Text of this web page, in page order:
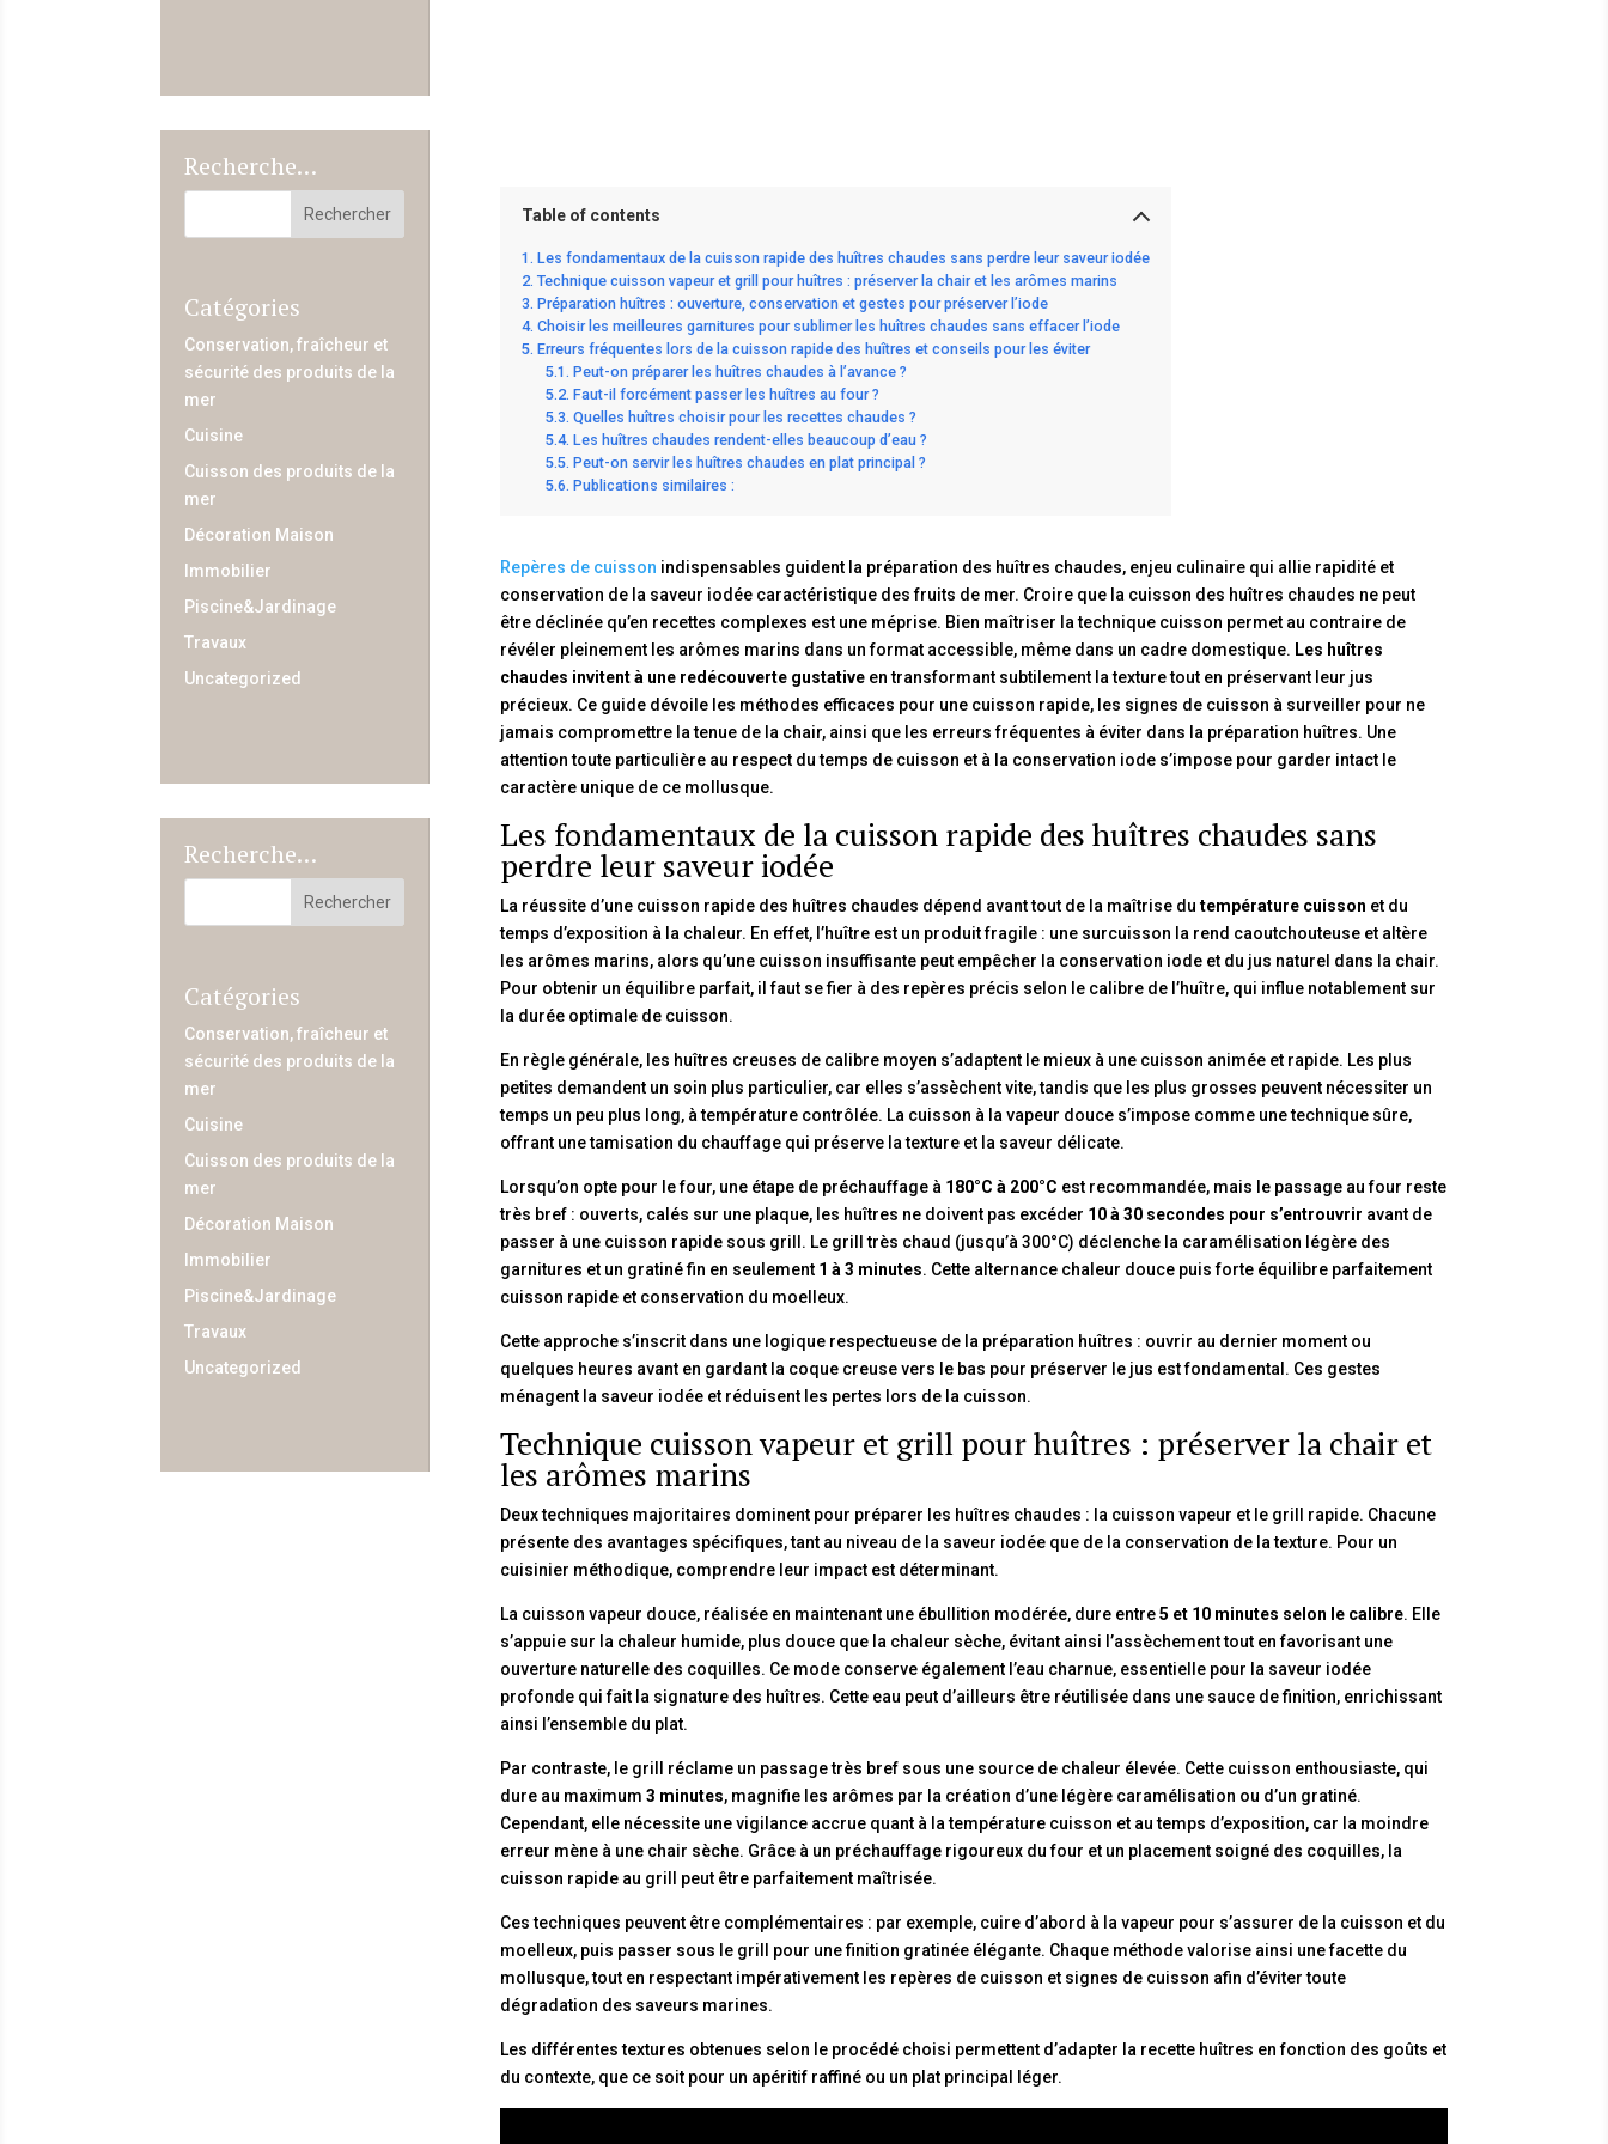
Recherche…
Catégories
Conservation, fraîcheur et
sécurité des produits de la
mer
Cuisine
Cuisson des produits de la
mer
Décoration Maison
Immobilier
Piscine&Jardinage
Travaux
Uncategorized
Recherche…
Catégories
Conservation, fraîcheur et
sécurité des produits de la
mer
Cuisine
Cuisson des produits de la
mer
Décoration Maison
Immobilier
Piscine&Jardinage
Travaux
Uncategorized
Table of contents
Les fondamentaux de la cuisson rapide des huîtres chaudes sans perdre leur saveur iodée
Technique cuisson vapeur et grill pour huîtres : préserver la chair et les arômes marins
Préparation huîtres : ouverture, conservation et gestes pour préserver l’iode
Choisir les meilleures garnitures pour sublimer les huîtres chaudes sans effacer l’iode
Erreurs fréquentes lors de la cuisson rapide des huîtres et conseils pour les éviter
Peut-on préparer les huîtres chaudes à l’avance ?
Faut-il forcément passer les huîtres au four ?
Quelles huîtres choisir pour les recettes chaudes ?
Les huîtres chaudes rendent-elles beaucoup d’eau ?
Peut-on servir les huîtres chaudes en plat principal ?
Publications similaires :
Repères de cuisson indispensables guident la préparation des huîtres chaudes, enjeu culinaire qui allie rapidité et
conservation de la saveur iodée caractéristique des fruits de mer. Croire que la cuisson des huîtres chaudes ne peut
être déclinée qu’en recettes complexes est une méprise. Bien maîtriser la technique cuisson permet au contraire de
révéler pleinement les arômes marins dans un format accessible, même dans un cadre domestique. Les huîtres
chaudes invitent à une redécouverte gustativeen transformant subtilement la texture tout en préservant leur jus
précieux. Ce guide dévoile les méthodes efficaces pour une cuisson rapide, les signes de cuisson à surveiller pour ne
jamais compromettre la tenue de la chair, ainsi que les erreurs fréquentes à éviter dans la préparation huîtres. Une
attention toute particulière au respect du temps de cuisson et à la conservation iode s’impose pour garder intact le
caractère unique de ce mollusque.
Les fondamentaux de la cuisson rapide des huîtres chaudes sans
perdre leur saveur iodée
La réussite d’une cuisson rapide des huîtres chaudes dépend avant tout de la maîtrise du température cuisson et du
temps d’exposition à la chaleur. En effet, l’huître est un produit fragile : une surcuisson la rend caoutchouteuse et altère
les arômes marins, alors qu’une cuisson insuffisante peut empêcher la conservation iode et du jus naturel dans la chair.
Pour obtenir un équilibre parfait, il faut se fier à des repères précis selon le calibre de l’huître, qui influe notablement sur
la durée optimale de cuisson.
En règle générale, les huîtres creuses de calibre moyen s’adaptent le mieux à une cuisson animée et rapide. Les plus
petites demandent un soin plus particulier, car elles s’assèchent vite, tandis que les plus grosses peuvent nécessiter un
temps un peu plus long, à température contrôlée. La cuisson à la vapeur douce s’impose comme une technique sûre,
offrant une tamisation du chauffage qui préserve la texture et la saveur délicate.
Lorsqu’on opte pour le four, une étape de préchauffage à 180°C à 200°C est recommandée, mais le passage au four reste
très bref : ouverts, calés sur une plaque, les huîtres ne doivent pas excéder 10 à 30 secondes pour s’entrouvrir avant de
passer à une cuisson rapide sous grill. Le grill très chaud (jusqu’à 300°C) déclenche la caramélisation légère des
garnitures et un gratiné fin en seulement 1 à 3 minutes. Cette alternance chaleur douce puis forte équilibre parfaitement
cuisson rapide et conservation du moelleux.
Cette approche s’inscrit dans une logique respectueuse de la préparation huîtres : ouvrir au dernier moment ou
quelques heures avant en gardant la coque creuse vers le bas pour préserver le jus est fondamental. Ces gestes
ménagent la saveur iodée et réduisent les pertes lors de la cuisson.
Technique cuisson vapeur et grill pour huîtres : préserver la chair et
les arômes marins
Deux techniques majoritaires dominent pour préparer les huîtres chaudes : la cuisson vapeur et le grill rapide. Chacune
présente des avantages spécifiques, tant au niveau de la saveur iodée que de la conservation de la texture. Pour un
cuisinier méthodique, comprendre leur impact est déterminant.
La cuisson vapeur douce, réalisée en maintenant une ébullition modérée, dure entre5 et 10 minutes selon le calibre. Elle
s’appuie sur la chaleur humide, plus douce que la chaleur sèche, évitant ainsi l’assèchement tout en favorisant une
ouverture naturelle des coquilles. Ce mode conserve également l’eau charnue, essentielle pour la saveur iodée
profonde qui fait la signature des huîtres. Cette eau peut d’ailleurs être réutilisée dans une sauce de finition, enrichissant
ainsi l’ensemble du plat.
Par contraste, le grill réclame un passage très bref sous une source de chaleur élevée. Cette cuisson enthousiaste, qui
dure au maximum 3 minutes, magnifie les arômes par la création d’une légère caramélisation ou d’un gratiné.
Cependant, elle nécessite une vigilance accrue quant à la température cuisson et au temps d’exposition, car la moindre
erreur mène à une chair sèche. Grâce à un préchauffage rigoureux du four et un placement soigné des coquilles, la
cuisson rapide au grill peut être parfaitement maîtrisée.
Ces techniques peuvent être complémentaires : par exemple, cuire d’abord à la vapeur pour s’assurer de la cuisson et du
moelleux, puis passer sous le grill pour une finition gratinée élégante. Chaque méthode valorise ainsi une facette du
mollusque, tout en respectant impérativement les repères de cuisson et signes de cuisson afin d’éviter toute
dégradation des saveurs marines.
Les différentes textures obtenues selon le procédé choisi permettent d’adapter la recette huîtres en fonction des goûts et
du contexte, que ce soit pour un apéritif raffiné ou un plat principal léger.